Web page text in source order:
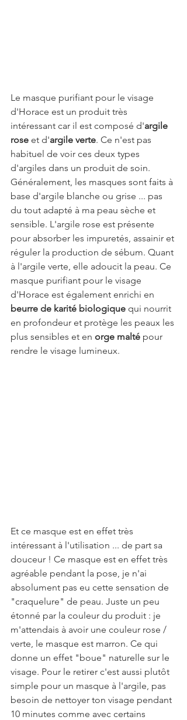
Le masque purifiant pour le visage
d'Horace est un produit très
intéressant car il est composé d'argile
rose et d'argile verte. Ce n'est pas
habituel de voir ces deux types
d'argiles dans un produit de soin.
Généralement, les masques sont faits à
base d'argile blanche ou grise ... pas
du tout adapté à ma peau sèche et
sensible. L'argile rose est présente
pour absorber les impuretés, assainir et
réguler la production de sébum. Quant
à l'argile verte, elle adoucit la peau. Ce
masque purifiant pour le visage
d'Horace est également enrichi en
beurre de karité biologique qui nourrit
en profondeur et protège les peaux les
plus sensibles et en orge malté pour
rendre le visage lumineux.
Et ce masque est en effet très
intéressant à l'utilisation ... de part sa
douceur ! Ce masque est en effet très
agréable pendant la pose, je n'ai
absolument pas eu cette sensation de
"craquelure" de peau. Juste un peu
étonné par la couleur du produit : je
m'attendais à avoir une couleur rose /
verte, le masque est marron. Ce qui
donne un effet "boue" naturelle sur le
visage. Pour le retirer c'est aussi plutôt
simple pour un masque à l'argile, pas
besoin de nettoyer ton visage pendant
10 minutes comme avec certains